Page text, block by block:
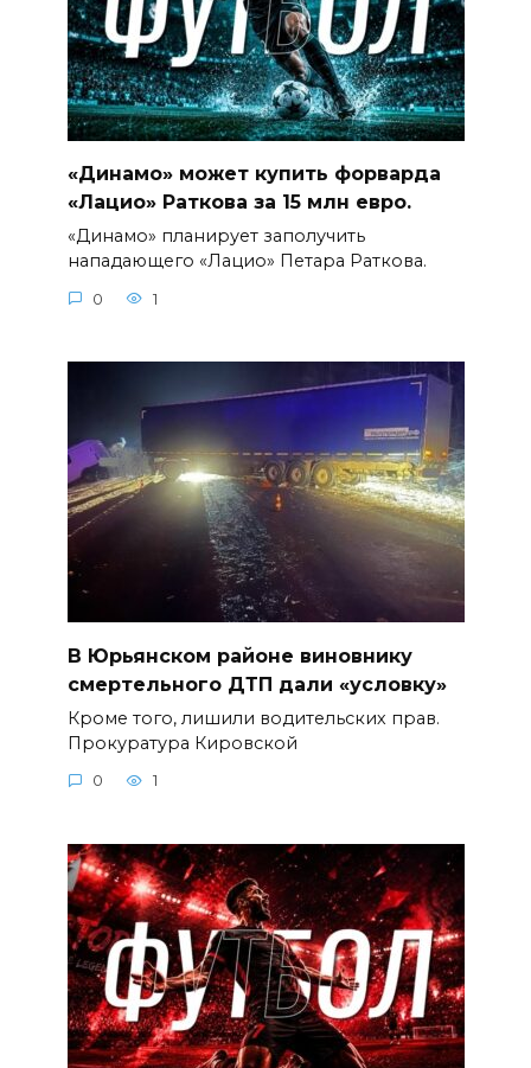
«Динамо» может купить форварда
«Лацио» Раткова за 15 млн евро.
«Динамо» планирует заполучить
нападающего «Лацио» Петара Раткова.
0 1
В Юрьянском районе виновнику
смертельного ДТП дали «условку»
Кроме того, лишили водительских прав.
Прокуратура Кировской
0 1